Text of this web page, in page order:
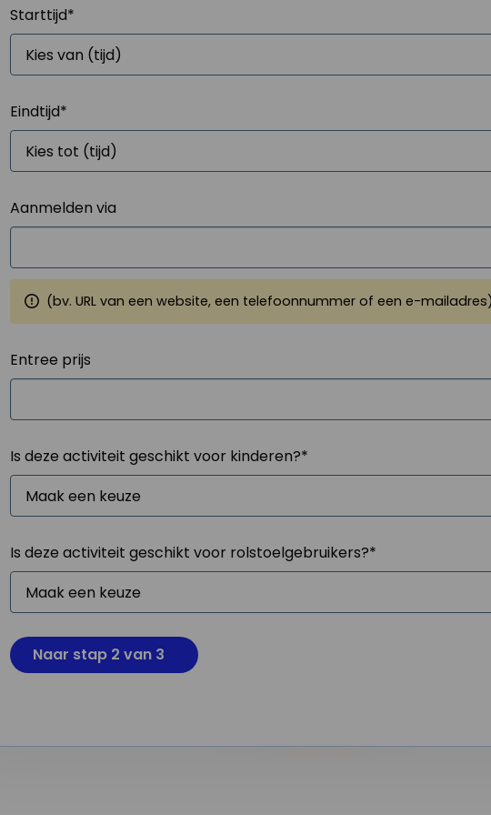
Starttijd*
Eindtijd*
Aanmelden via
(bv. URL van een website, een telefoonnummer of een e-
Entree prijs
Is deze activiteit geschikt voor kinderen?*
Is deze activiteit geschikt voor rolstoelgebruikers?*